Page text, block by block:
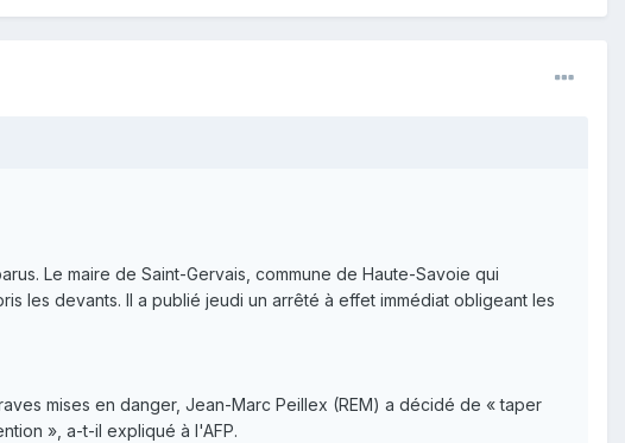
Le maire de Saint-Gervais, commune de Haute-Savoie qui
les devants. Il a publié jeudi un arrêté à effet immédiat obligeant les
mises en danger, Jean-Marc Peillex (REM) a décidé de « taper
», a-t-il expliqué à l'AFP.